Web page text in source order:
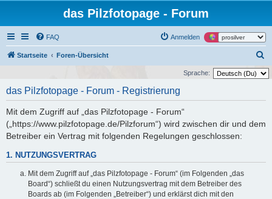
das Pilzfotopage - Forum
FAQ Anmelden
Startseite Foren-Übersicht
u
Sprache:
das Pilzfotopage - Forum - Registrierung
Mit dem Zugriff auf „das Pilzfotopage - Forum“
(„https://www.pilzfotopage.de/Pilzforum“) wird zwischen dir und dem
Betreiber ein Vertrag mit folgenden Regelungen geschlossen:
1. NUTZUNGSVERTRAG
Mit dem Zugriff auf „das Pilzfotopage - Forum“ (im Folgenden „das
Board“) schließt du einen Nutzungsvertrag mit dem Betreiber des
Boards ab (im Folgenden „Betreiber“) und erklärst dich mit den